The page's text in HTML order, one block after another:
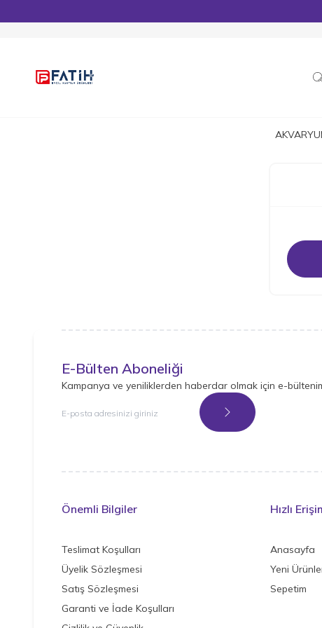
E-Bülten Aboneliği
Kampanya ve yeniliklerden haberdar olmak için e-
Kayıt Ol
Önemli Bilgiler
Teslimat Koşulları
Üyelik Sözleşmesi
Satış Sözleşmesi
Garanti ve İade Koşulları
Hızlı
Anasayfa
Yeni
Sepetim